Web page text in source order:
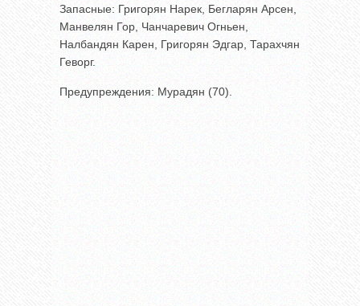
Запасные: Григорян Нарек, Бегларян Арсен,
Манвелян Гор, Чанчаревич Огньен,
Налбандян Карен, Григорян Эдгар, Тарахчян
Геворг.
Предупреждения: Мурадян (70).